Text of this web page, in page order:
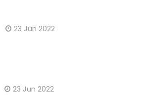
23 Jun 2022
23 Jun 2022